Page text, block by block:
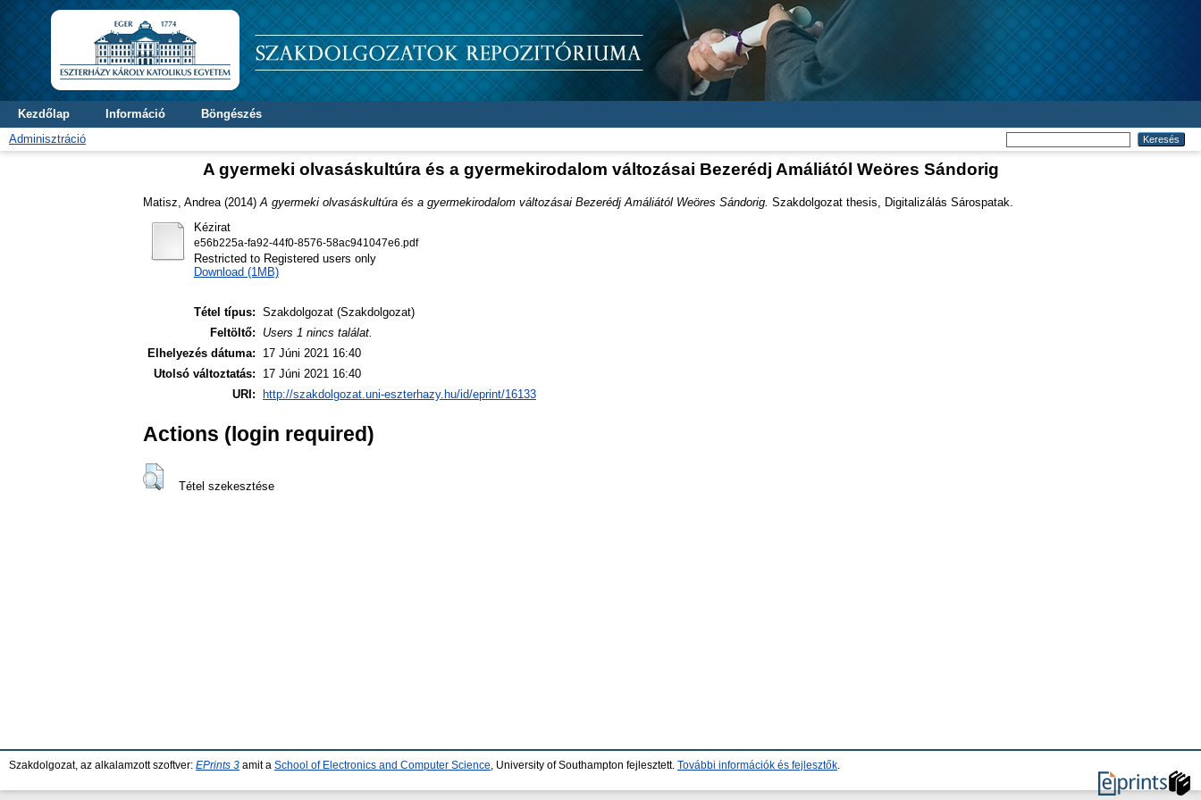
Kezdőlap Információ
Böngészés
Adminisztráció
A gyermeki olvasáskultúra és a gyermekirodalom változásai Bezerédj Amáliától Weöres Sándorig
Matisz, Andrea (2014) A gyermeki olvasáskultúra és a gyermekirodalom változásai Bezerédj Amáliától Weöres Sándorig. Szakdolgozat thesis, Digitalizálás Sárospatak.
Kézirat
e56b225a-fa92-44f0-8576-58ac941047e6.pdf
Restricted to Registered users only
Download (1MB)
Tétel típus: Szakdolgozat (Szakdolgozat)
Feltöltő:
Users 1 nincs találat.
Elhelyezés dátuma:
17 Júni 2021 16:40
Utolsó változtatás:
17 Júni 2021 16:40
URI:
http://szakdolgozat.uni-eszterhazy.hu/id/eprint/16133
Actions (login required)
Tétel szekesztése
Szakdolgozat, az alkalamzott szoftver: EPrints 3 amit a School of Electronics and Computer Science , University of Southampton fejlesztett. További információk és fejlesztők